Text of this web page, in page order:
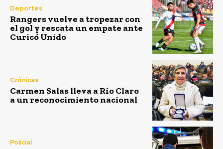
Deportes
Rangers vuelve a tropezar con
el gol y rescata un empate ante
Curicó Unido
Crónicas
Carmen Salas lleva a Río Claro
a un reconocimiento nacional
Policial